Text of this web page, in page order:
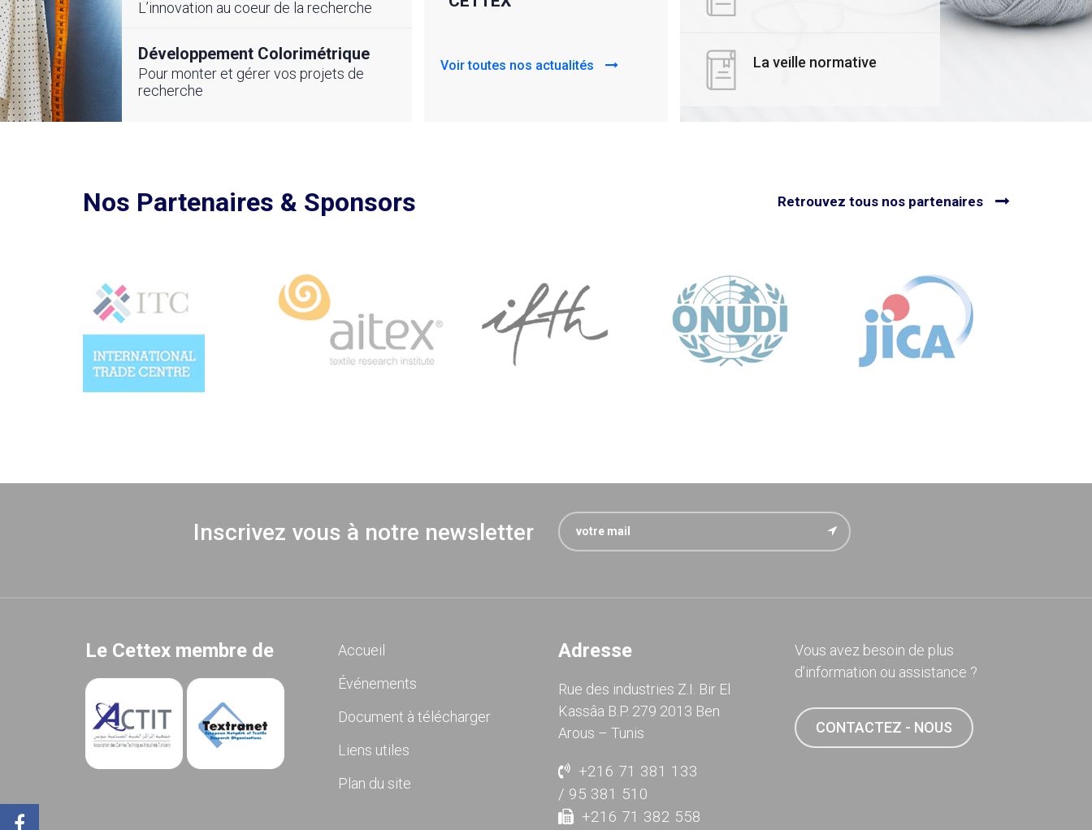
L’innovation au coeur de la recherche
Développement Colorimétrique
Pour monter et gérer vos projets de
recherche
et Digitale du
Habillement
nos actualités
compétitivité du secteur
Voir toutes nos actualités
Voir toutes nos actualités
𝙘𝙖𝙧𝙗𝙤𝙣𝙚 avec le
Formateurs
Économie Circulaire
La veille normative
Nos Partenaires & Sponsors Retrouvez tous nos partenaires
Inscrivez vous à notre newsletter
Le Cettex membre de
Accueil
Événements
Document à télécharger
Liens utiles
Plan du site
Adresse
Rue des industries Z.I. Bir El
Kassâa B.P. 279 2013 Ben
Arous – Tunis
+216 71 381 133
/ 95 381 510
+216 71 382 558
Vous avez besoin de plus
d’information ou assistance ?
CONTACTEZ - NOUS